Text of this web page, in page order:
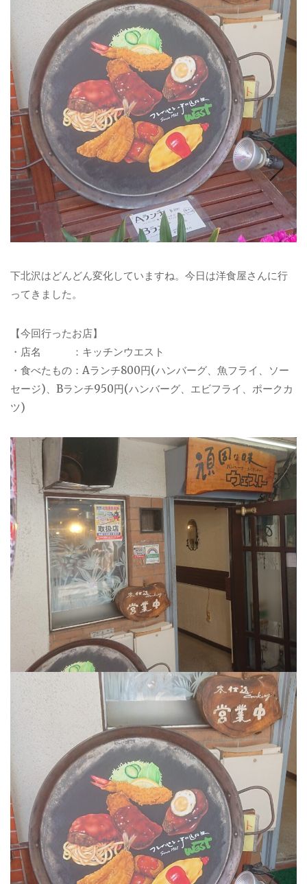
下北沢はどんどん変化していますね。今日は洋食屋さんに行
ってきました。
【今回行ったお店】
・店名 ：キッチンウエスト
・食べたもの：Aランチ800円(ハンバーグ、魚フライ、ソー
セージ)、Bランチ950円(ハンバーグ、エビフライ、ポークカ
ツ)